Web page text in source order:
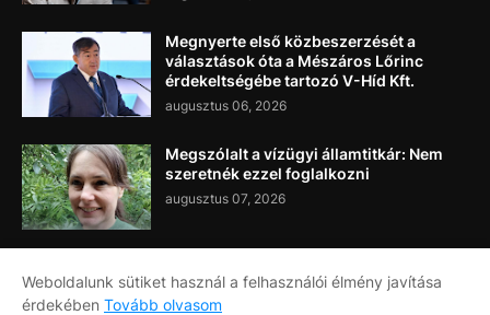
Megnyerte első közbeszerzését a
választások óta a Mészáros Lőrinc
érdekeltségébe tartozó V-Híd Kft.
augusztus 06, 2026
Megszólalt a vízügyi államtitkár: Nem
szeretnék ezzel foglalkozni
augusztus 07, 2026
Weboldalunk sütiket használ a felhasználói élmény javítása
érdekében Tovább olvasom